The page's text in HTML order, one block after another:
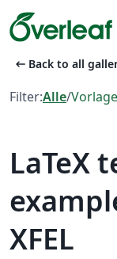
arrow_left_alt Back to all
Filter:Alle/
LaTeX
XFEL